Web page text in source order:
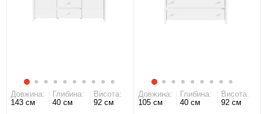
Довжина:
143 см
Глибина:
40 см
Висота:
92 см
Довжина:
105 см
Глибина:
40 см
Висота:
92 см